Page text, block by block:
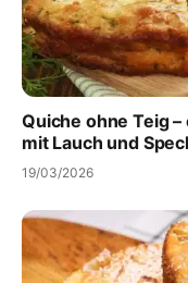
Quiche ohne Teig
mit Lauch und
19/03/2026